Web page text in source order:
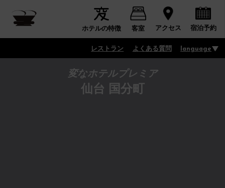
ホテルの特徴 客室 アクセス 宿泊予約
レストラン よくある質問 language
変なホテルプレミア
仙台 国分町